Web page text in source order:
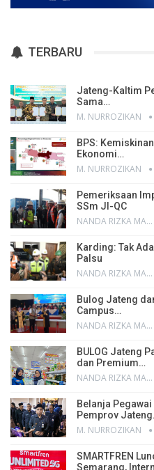
TERBARU
Jateng-Kaltim
Sama…
M. NURROZIKAN
BPS:
Ekonomi…
M. NURROZIKAN
Pemeriksaan
SSm JI-QC
NANDA RIZKA MAHENDRA
Karding: Tak
Palsu
NANDA RIZKA MAHENDRA
Bulog Jateng
Campus…
NANDA RIZKA MAHENDRA
BULOG Jateng
dan Premium…
NANDA RIZKA MAHENDRA
Belanja
Pemprov
M. NURROZIKAN
SMARTFREN
Semarang,